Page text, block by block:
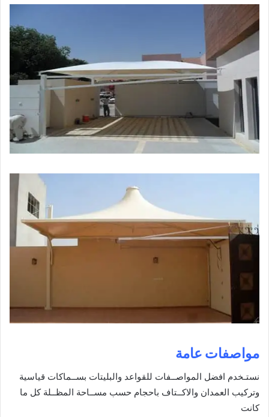
مواصفات عامة
نستـخدم افضل المواصــفات للقواعد والبليتات بســماكات قياسية
وتركيب العمدان والاكــتاف باحجام حسب مســاحة المظــلة كل ما
كانت